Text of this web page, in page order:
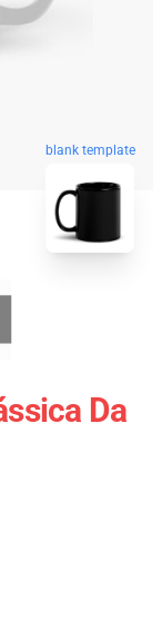
blank template
Da